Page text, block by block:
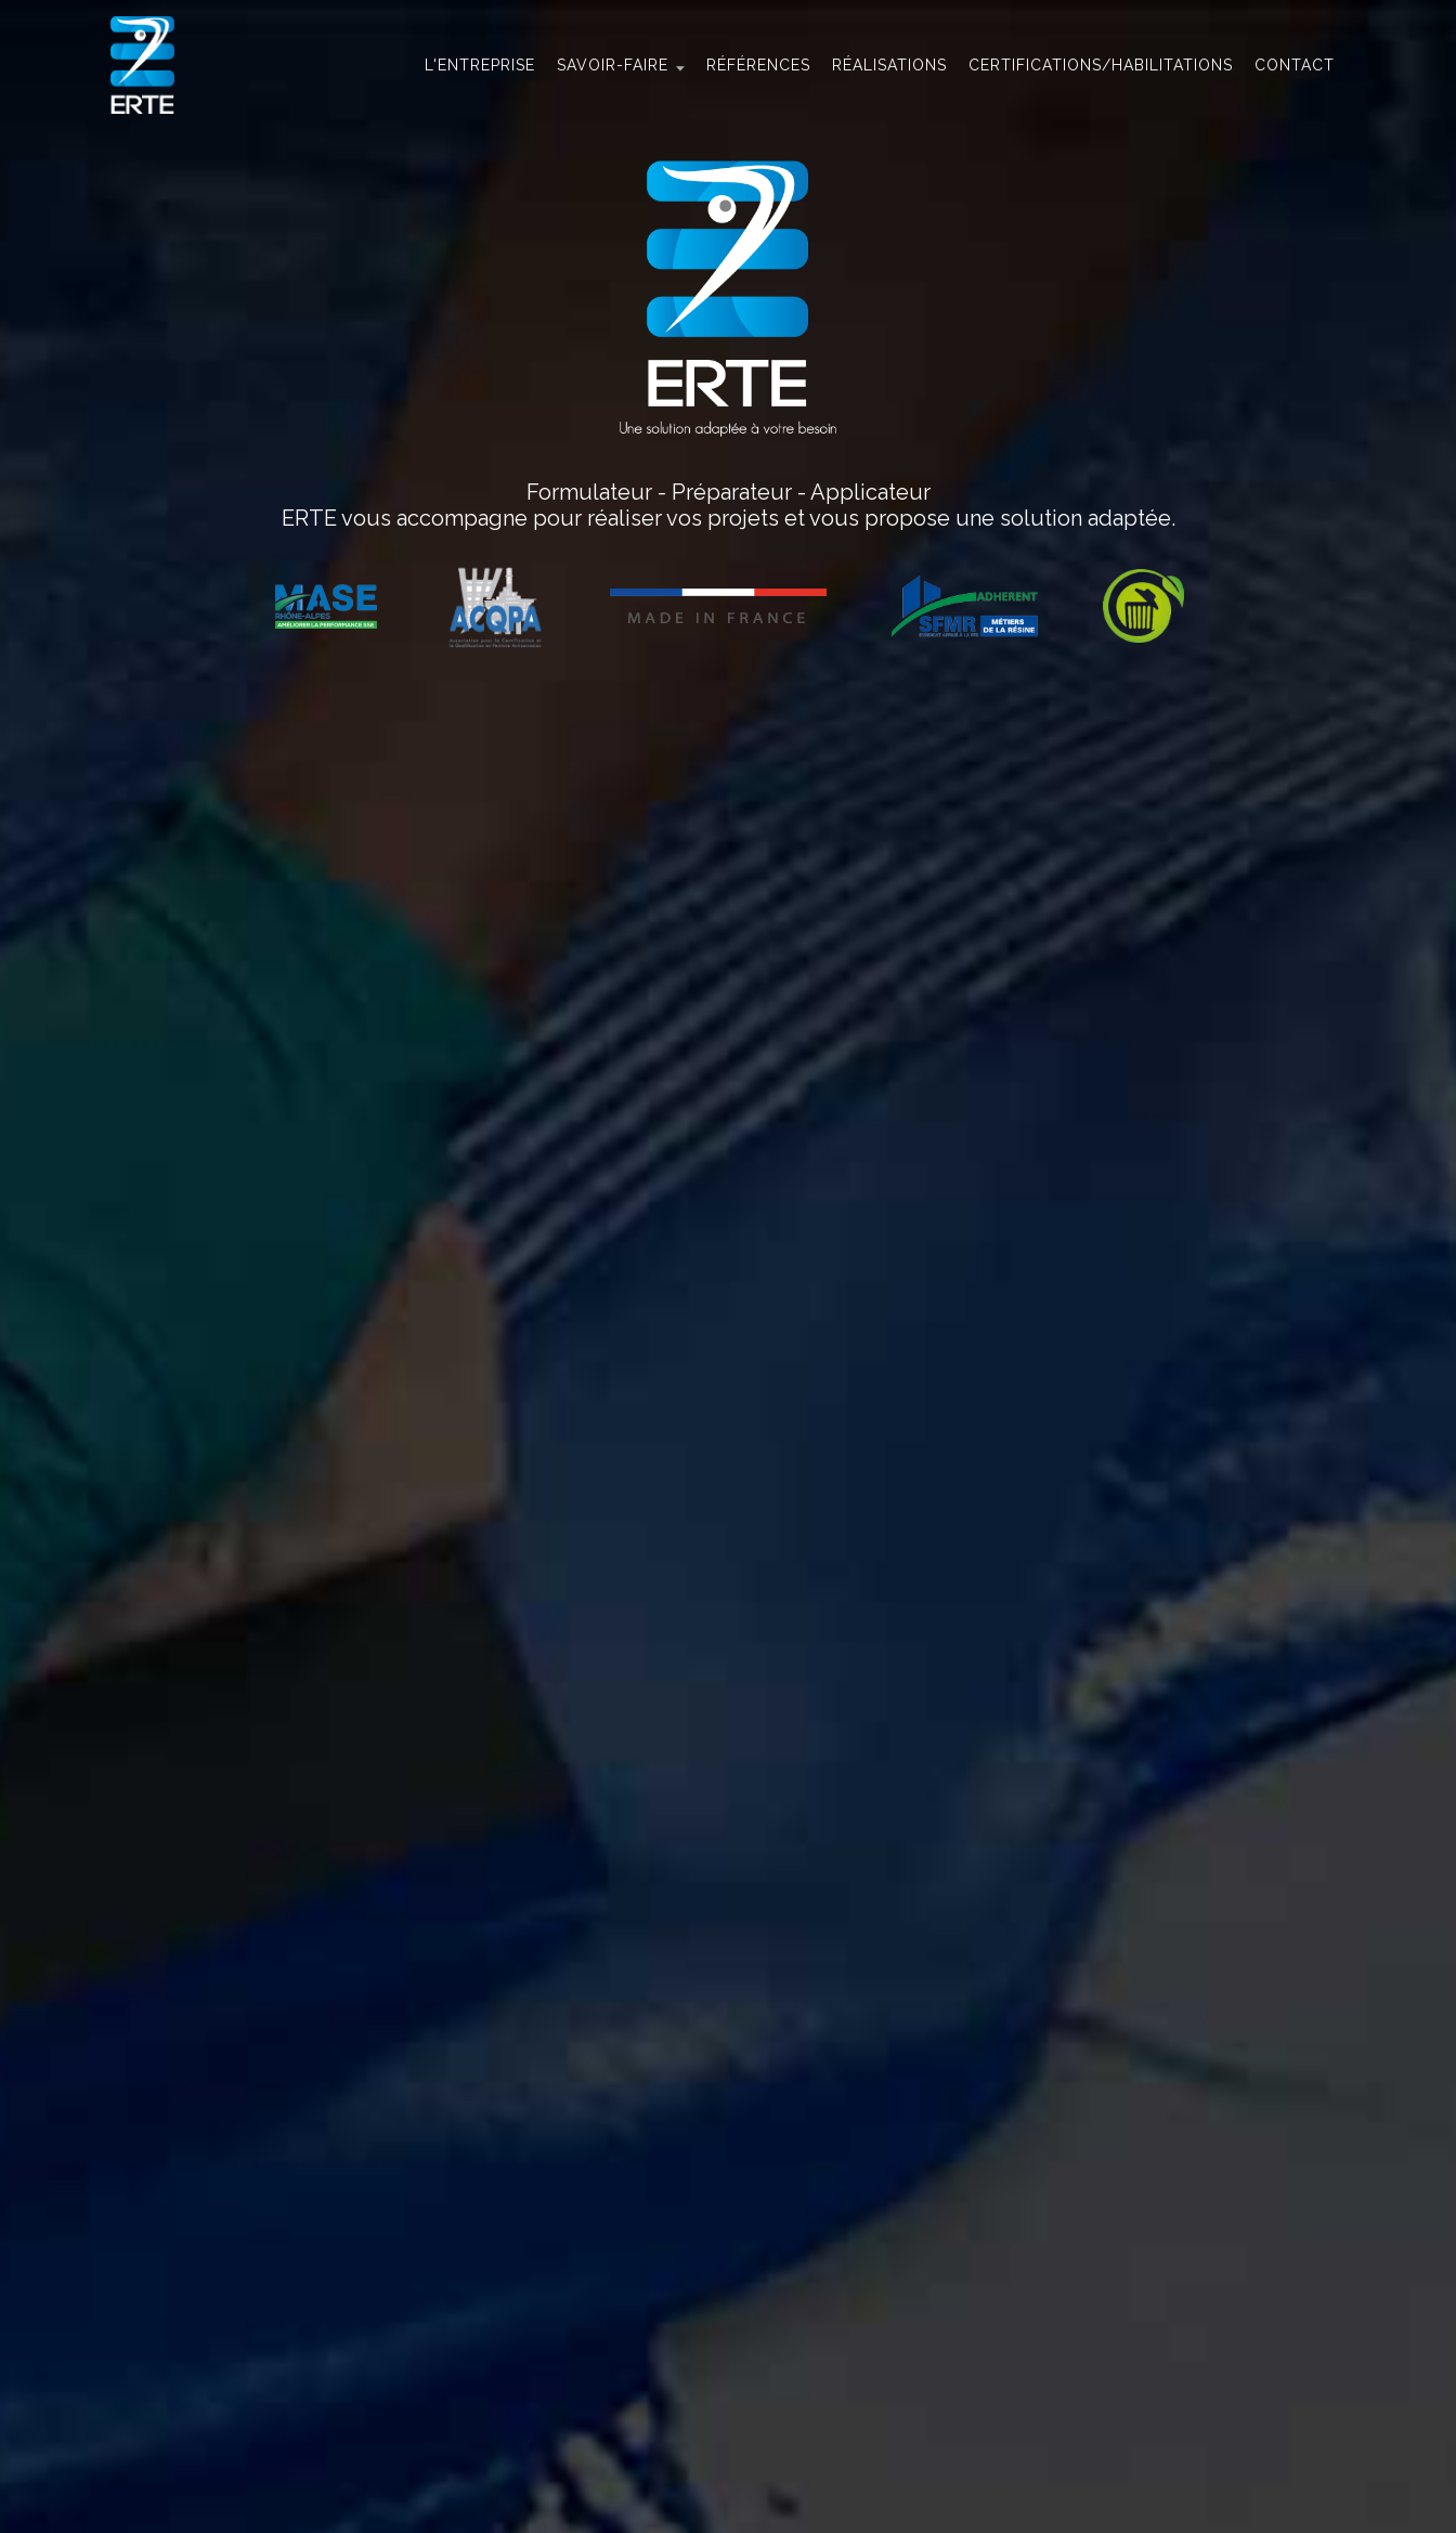
L'ENTREPRISE SAVOIR-FAIRE RÉFÉRENCES RÉALISATIONS CERTIFICATIONS/HABILITATIONS CONTACT
Formulateur - Préparateur - Applicateur
ERTE vous accompagne pour réaliser vos projets et vous propose une solution adaptée.